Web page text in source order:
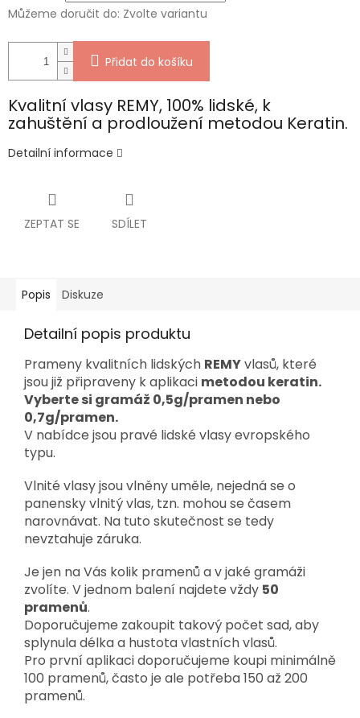
Můžeme doručit do: Zvolte variantu
Přidat do košíku
Kvalitní vlasy REMY, 100% lidské, k
zahuštění a prodloužení metodou Keratin.
Detailní informace
ZEPTAT SE SDÍLET
Popis Diskuze
Detailní popis produktu
Prameny kvalitních lidských REMYvlasů, které
jsou již připraveny k aplikaci metodou keratin.
Vyberte si gramáž 0,5g/pramen nebo
0,7g/pramen.
V nabídce jsou pravé lidské vlasy evropského
typu.
Vlnité vlasy jsou vlněny uměle, nejedná se o
panensky vlnitý vlas, tzn. mohou se časem
narovnávat. Na tuto skutečnost se tedy
nevztahuje záruka.
Je jen na Vás kolik pramenů a v jaké gramáži
zvolíte. V jednom balení najdete vždy 50
pramenů.
Doporučujeme zakoupit takový počet sad, aby
splynula délka a hustota vlastních vlasů.
Pro první aplikaci doporučujeme koupi minimálně
100 pramenů, často je ale potřeba 150 až 200
pramenů.